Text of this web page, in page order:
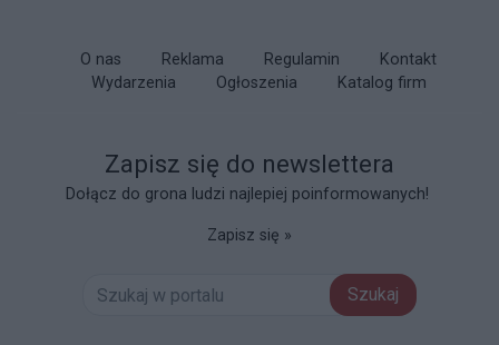
O nas Reklama Regulamin
Kontakt
Wydarzenia
Ogłoszenia Katalog firm
Zapisz się do newslettera
Dołącz do grona ludzi najlepiej poinformowanych!
Zapisz się »
Szukaj